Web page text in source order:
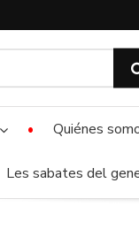
Quiénes
Les sabates del